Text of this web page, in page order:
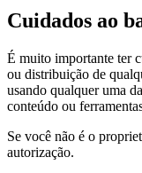
Cuidados ao
É muito importante ter
ou distribuição de
usando qualquer uma
conteúdo ou
Se você não é o
autorização.